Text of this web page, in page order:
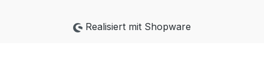
Realisiert mit Shopware